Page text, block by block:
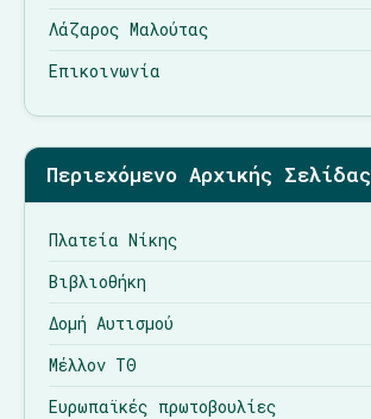
Λάζαρος Μαλούτας
Επικοινωνία
Περιεχόμενο Αρχικής Σελίδας
Πλατεία Νίκης
Βιβλιοθήκη
Δομή Αυτισμού
Μέλλον ΤΘ
Ευρωπαϊκές πρωτοβουλίες